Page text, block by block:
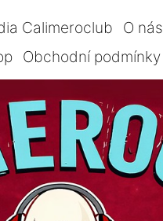
Calimeroclub O nás
Obchodní podmínky